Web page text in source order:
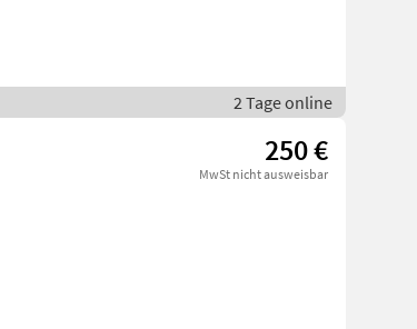
2 Tage online
250 €
MwSt nicht ausweisbar